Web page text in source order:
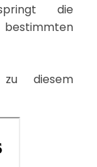
die
zu diesem